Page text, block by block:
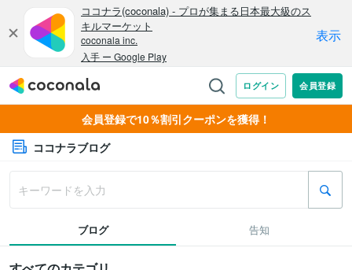
会員登録で10％割引クーポンを獲得！
ココナラブログ
ブログ 告知